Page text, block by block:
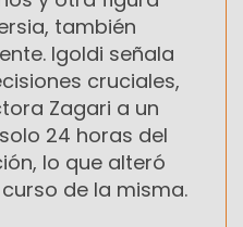
también
Igoldi señala
cruciales,
Zagari a un
24 horas del
lo que alteró
de la misma.